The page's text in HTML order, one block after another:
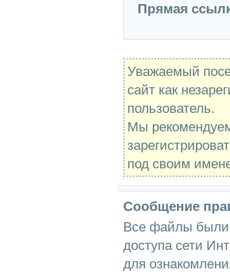
Прямая
Уважаемый
сайт как
пользователь.
Мы
под своим
Сообщение
Все файлы были
доступа сети
для